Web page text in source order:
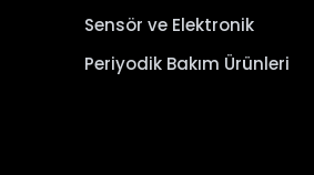
Sensör ve Elektronik
Periyodik Bakım Ürünleri